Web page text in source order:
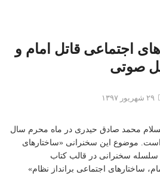
اجتماعی قاتل امام و
صوتی
محمد صادق حیدری در ماه محرم سال
شده است. موضوع این سخنرانی «ساختارهای
سخنرانی در قالب کتاب
ساختارهای اجتماعی برانداز نظام»